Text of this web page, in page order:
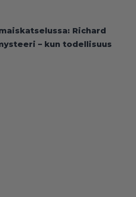
Richard
– kun todellisuus